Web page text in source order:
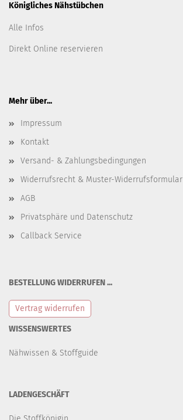
Königliches Nähstübchen
Alle Infos
Direkt Online reservieren
Mehr über...
Impressum
Kontakt
Versand- & Zahlungsbedingungen
Widerrufsrecht & Muster-Widerrufsformular
AGB
Privatsphäre und Datenschutz
Callback Service
BESTELLUNG WIDERRUFEN ...
Vertrag widerrufen
WISSENSWERTES
Nähwissen & Stoffguide
LADENGESCHÄFT